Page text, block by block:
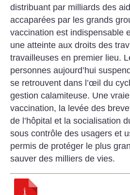
distribuant par milliards des
accaparées par les grands
vaccination est indispensable
une atteinte aux droits des
travailleuses en premier lieu.
personnes aujourd’hui
se retrouvent dans l’œil du
gestion calamiteuse. Une
vaccination, la levée des
de l’hôpital et la socialisation
sous contrôle des usagers et
permis de protéger le plus
sauver des milliers de vies.